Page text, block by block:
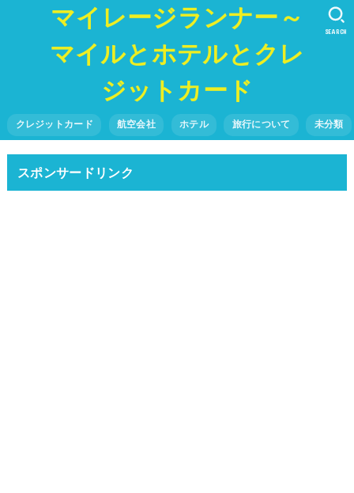
マイレージランナー～
マイルとホテルとクレ
ジットカード
クレジットカード 航空会社 ホテル 旅行について 未分類
SEARCH
スポンサードリンク